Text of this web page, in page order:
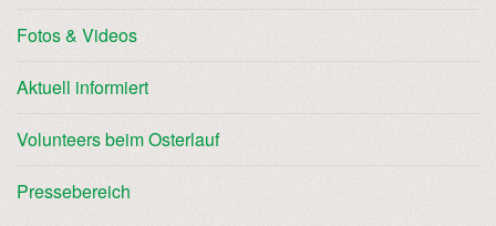
Fotos & Videos
Aktuell informiert
Volunteers beim Osterlauf
Pressebereich